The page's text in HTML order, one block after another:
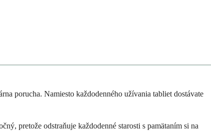
porucha. Namiesto každodenného užívania tabliet dostávate
pretože odstraňuje každodenné starosti s pamätaním si na